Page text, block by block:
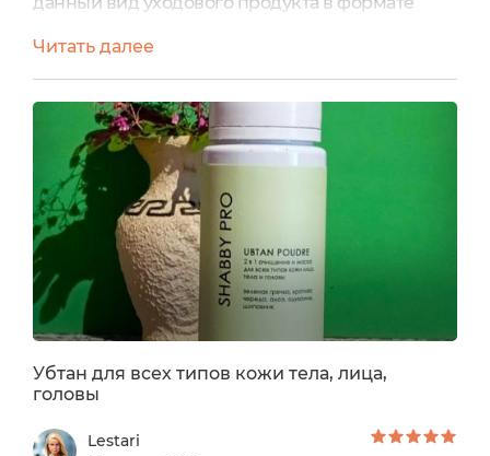
средства в формате пластиковой баночки от
чудесного бренда SHABBY PRO.На упаковке
находится текст со всей необходимой
информацией о средстве.Любопытно, что срок
годности убтана до вскрытия, составляет аж 36
месяцев, а после открытия...
Читать далее
Убтан для всех типов кожи тела, лица,
головы
Lestari